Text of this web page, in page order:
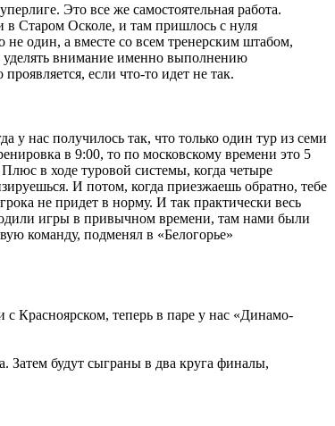
Это все же самостоятельная работа.
в Старом Осколе, и там пришлось с нуля
не один, а вместе со всем тренерским штабом,
уделять внимание именно выполнению
если что-то идет не так.
у нас получилось так, что только один тур из семи
в 9:00, то по московскому времени это 5
в ходе туровой системы, когда четыре
И потом, когда приезжаешь обратно, тебе
не придет в норму. И так практически весь
игры в привычном времени, там нами были
команду, подменял в «Белогорье»
с Красноярском, теперь в паре у нас «Динамо-
Затем будут сыграны в два круга финалы,